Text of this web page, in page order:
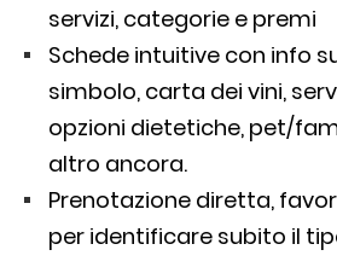
servizi, categorie e premi
Schede intuitive con info
simbolo, carta dei vini,
opzioni dietetiche, pet/
altro ancora.
Prenotazione diretta,
per identificare subito il